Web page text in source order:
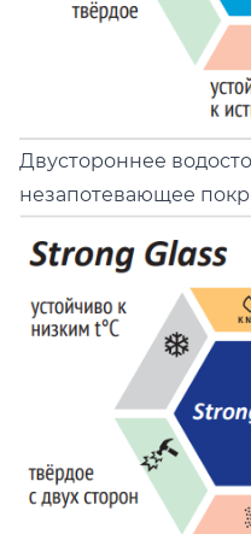
Двустороннее
незапотевающее